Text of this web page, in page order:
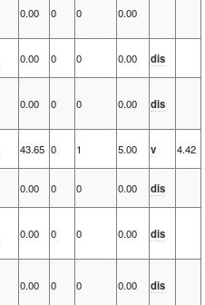
0.00 0 0 0.00
0.00 0 0 0.00
dis
0.00 0 0 0.00 dis
43.65 0 1 5.00 v
4.42
0.00 0 0 0.00
dis
0.00 0 0 0.00 dis
0.00 0 0 0.00 dis